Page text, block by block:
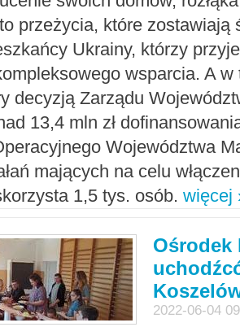
przeżycia, które zostawiają
Ukrainy, którzy
wsparcia. A w
decyzją Zarządu
13,4 mln zł
Województwa
mających na celu
1,5 tys. osób. więcej
Ośrodek
2022-06-04